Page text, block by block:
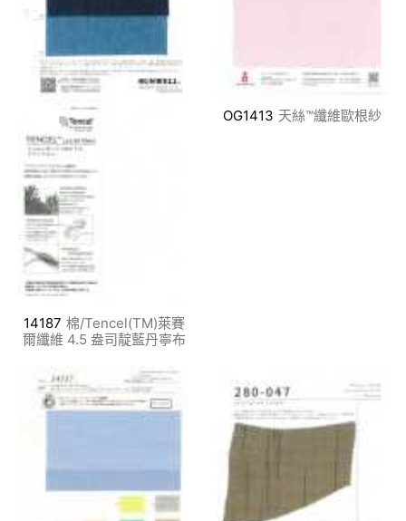
14187 棉/Tencel(TM)萊賽
爾纖維 4.5 盎司靛藍丹寧布
OG1413 天絲™纖維歐根紗